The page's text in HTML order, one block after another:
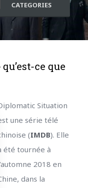
CATEGORIES
ce que
Situation
une série télé
(IMDB). Elle
été tournée à
2018 en
dans la